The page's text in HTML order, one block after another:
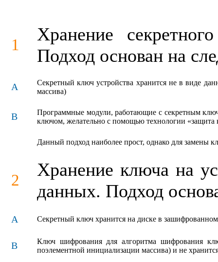
1
Хранение
Подход основан на
A
Секретный ключ устройства хранится не в виде
массива)
B
Программные модули, работающие с секретным
ключом, желательно с помощью технологии «защита
Данный подход наиболее прост, однако для замены
2
Хранение ключа на
данных. Подход
A Секретный ключ хранится на диске в
B
Ключ шифрования для алгоритма шифрования
поэлементной инициализации массива) и не